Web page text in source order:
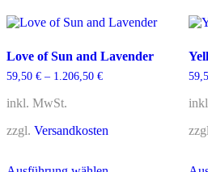
auf.
Optionen
Love of Sun and Lavender
59,50 € – 1.206,50 €
inkl. MwSt.
zzgl. Versandkosten